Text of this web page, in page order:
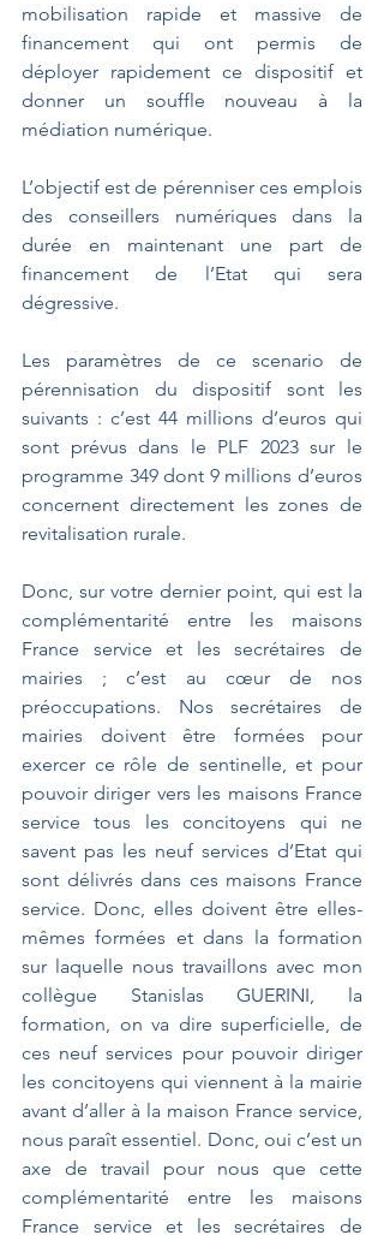
mobilisation rapide et massive de
financement qui ont permis de
déployer rapidement ce dispositif et
donner un souffle nouveau à la
médiation numérique.
L’objectif est de pérenniser ces emplois
des conseillers numériques dans la
durée en maintenant une part de
financement de l’Etat qui sera
dégressive.
Les paramètres de ce scenario de
pérennisation du dispositif sont les
suivants : c’est 44 millions d’euros qui
sont prévus dans le PLF 2023 sur le
programme 349 dont 9 millions d’euros
concernent directement les zones de
revitalisation rurale.
Donc, sur votre dernier point, qui est la
complémentarité entre les maisons
France service et les secrétaires de
mairies ; c’est au cœur de nos
préoccupations. Nos secrétaires de
mairies doivent être formées pour
exercer ce rôle de sentinelle, et pour
pouvoir diriger vers les maisons France
service tous les concitoyens qui ne
savent pas les neuf services d’Etat qui
sont délivrés dans ces maisons France
service. Donc, elles doivent être elles-
mêmes formées et dans la formation
sur laquelle nous travaillons avec mon
collègue Stanislas GUERINI, la
formation, on va dire superficielle, de
ces neuf services pour pouvoir diriger
les concitoyens qui viennent à la mairie
avant d’aller à la maison France service,
nous paraît essentiel. Donc, oui c’est un
axe de travail pour nous que cette
complémentarité entre les maisons
France service et les secrétaires de